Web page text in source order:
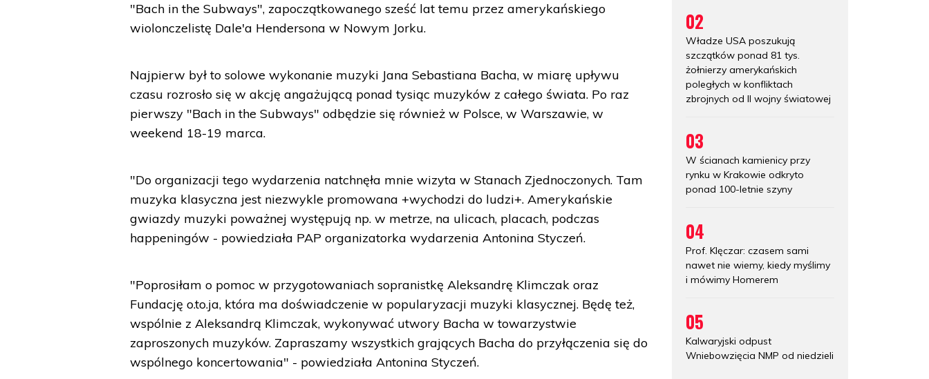
"Bach in the Subways", zapoczątkowanego sześć lat temu przez amerykańskiego
wiolonczelistę Dale'a Hendersona w Nowym Jorku.
Najpierw był to solowe wykonanie muzyki Jana Sebastiana Bacha, w miarę upływu
czasu rozrosło się w akcję angażującą ponad tysiąc muzyków z całego świata. Po raz
pierwszy "Bach in the Subways" odbędzie się również w Polsce, w Warszawie, w
weekend 18-19 marca.
"Do organizacji tego wydarzenia natchnęła mnie wizyta w Stanach Zjednoczonych. Tam
muzyka klasyczna jest niezwykle promowana +wychodzi do ludzi+. Amerykańskie
gwiazdy muzyki poważnej występują np. w metrze, na ulicach, placach, podczas
happeningów - powiedziała PAP organizatorka wydarzenia Antonina Styczeń.
"Poprosiłam o pomoc w przygotowaniach sopranistkę Aleksandrę Klimczak oraz
Fundację o.to.ja, która ma doświadczenie w popularyzacji muzyki klasycznej. Będę też,
wspólnie z Aleksandrą Klimczak, wykonywać utwory Bacha w towarzystwie
zaproszonych muzyków. Zapraszamy wszystkich grających Bacha do przyłączenia się do
wspólnego koncertowania" - powiedziała Antonina Styczeń.
02
Władze USA poszukują
szczątków ponad 81 tys.
żołnierzy amerykańskich
poległych w konfliktach
zbrojnych od II wojny światowej
03
W ścianach kamienicy przy
rynku w Krakowie odkryto
ponad 100-letnie szyny
04
Prof. Klęczar: czasem sami
nawet nie wiemy, kiedy myślimy
i mówimy Homerem
05
Kalwaryjski odpust
Wniebowzięcia NMP od niedzieli